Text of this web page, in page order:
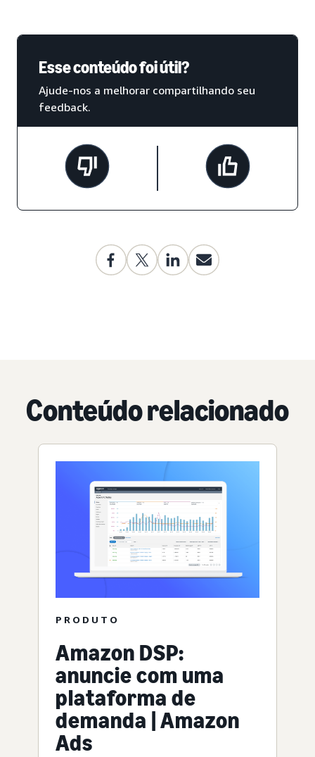
Esse conteúdo foi útil?
Ajude-nos a melhorar compartilhando seu
feedback.
Conteúdo relacionado
PRODUTO
Amazon DSP:
anuncie com uma
plataforma de
demanda | Amazon
Ads